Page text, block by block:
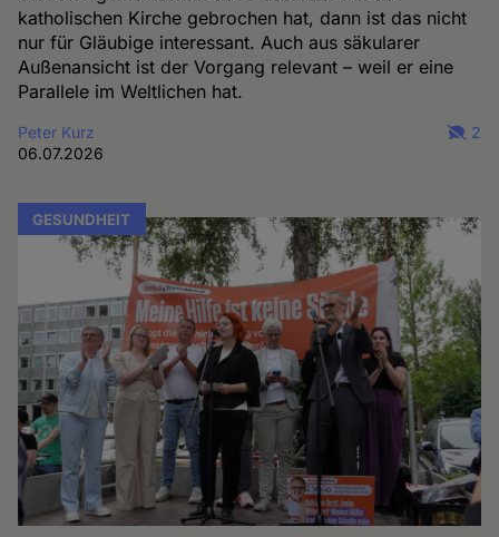
katholischen Kirche gebrochen hat, dann ist das nicht
nur für Gläubige interessant. Auch aus säkularer
Außenansicht ist der Vorgang relevant – weil er eine
Parallele im Weltlichen hat.
Peter Kurz
06.07.2026
2
GESUNDHEIT